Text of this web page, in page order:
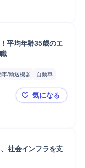
平均年齢35歳のエ
車/輸送機器
自動車
【在宅勤務
気になる
社会インフラを支